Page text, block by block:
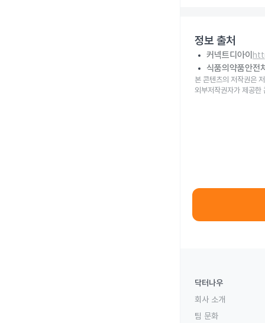
정보 출처
커넥트디아이
식품의약품안전
본 콘텐츠의 저작권은
외부저작권자가 제공한
닥터나우
회사 소개
팀 문화